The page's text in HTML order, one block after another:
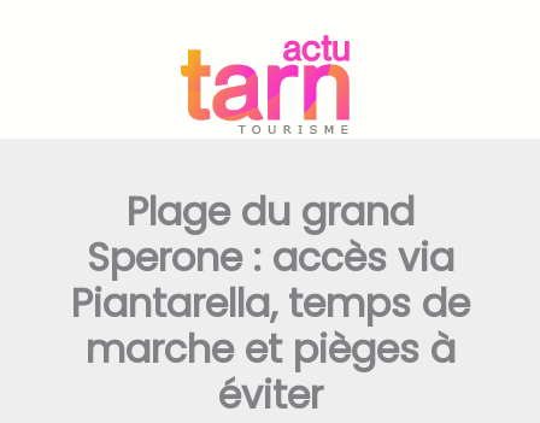
Plage du grand
Sperone : accès via
Piantarella, temps de
marche et pièges à
éviter